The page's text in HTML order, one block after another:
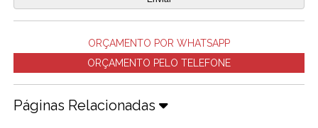
ORÇAMENTO POR WHATSAPP
ORÇAMENTO PELO TELEFONE
Páginas Relacionadas